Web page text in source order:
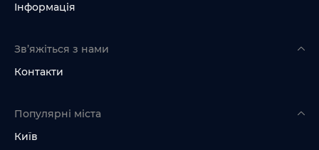
Інформація
Зв’яжіться з нами
Контакти
Популярні міста
Київ